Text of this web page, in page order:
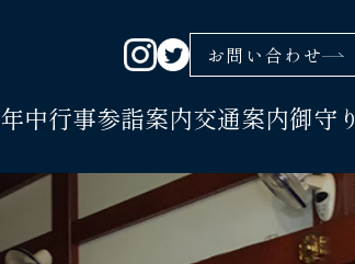
御守り
交通案内
参詣案内
年中行事
お問い合わせ